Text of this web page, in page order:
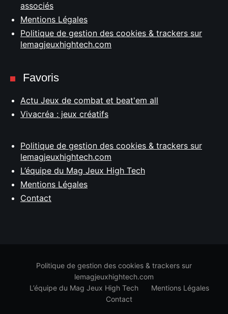
associés
Mentions Légales
Politique de gestion des cookies & trackers sur
lemagjeuxhightech.com
Favoris
Actu Jeux de combat et beat'em all
Vivacréa : jeux créatifs
Politique de gestion des cookies & trackers sur
lemagjeuxhightech.com
L’équipe du Mag Jeux High Tech
Mentions Légales
Contact
Politique de gestion des cookies & trackers sur
lemagjeuxhightech.com
L’équipe du Mag Jeux High Tech
Mentions Légales
Contact